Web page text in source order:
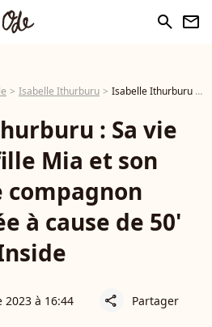
search newsletter
Isabelle Ithurburu Isabelle Ithurburu : Sa vie avec sa fille Mia et son célèbre compagnon bouleversée à cause de 50' Inside
: Sa vie
Mia et son
compagnon
à cause de 50'
à 16:44 share Partager